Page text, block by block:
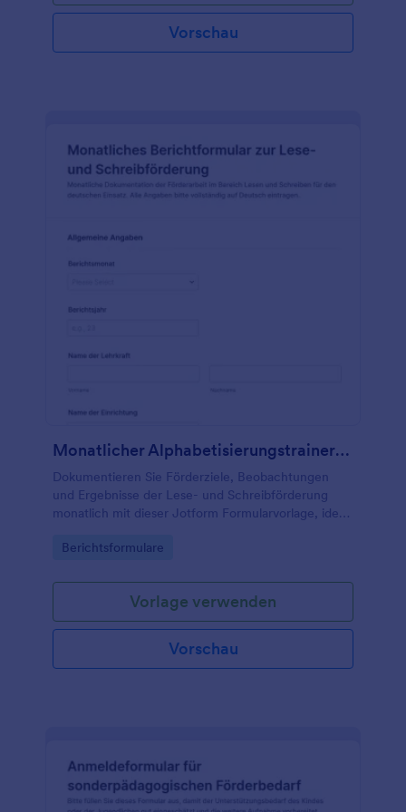
Vorschau
Monatlicher Alphabetisierungstrainerbericht Fragebogen
Dokumentieren Sie Förderziele, Beobachtungen
und Ergebnisse der Lese- und Schreibförderung
monatlich mit dieser Jotform Formularvorlage, ideal
Datenerfassung und Formularantworten zentral
Go to Category:
Berichtsformulare
Vorlage verwenden
Vorschau